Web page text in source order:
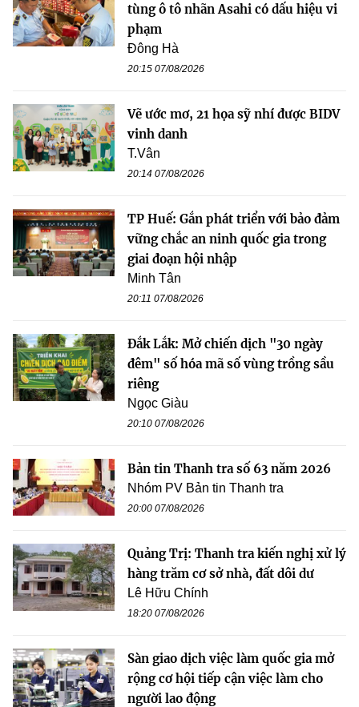
tùng ô tô nhãn Asahi có dấu hiệu vi
phạm
Đông Hà
20:15 07/08/2026
Vẽ ước mơ, 21 họa sỹ nhí được BIDV
vinh danh
T.Vân
20:14 07/08/2026
TP Huế: Gắn phát triển với bảo đảm
vững chắc an ninh quốc gia trong
giai đoạn hội nhập
Minh Tân
20:11 07/08/2026
Đắk Lắk: Mở chiến dịch "30 ngày
đêm" số hóa mã số vùng trồng sầu
riêng
Ngọc Giàu
20:10 07/08/2026
Bản tin Thanh tra số 63 năm 2026
Nhóm PV Bản tin Thanh tra
20:00 07/08/2026
Quảng Trị: Thanh tra kiến nghị xử lý
hàng trăm cơ sở nhà, đất dôi dư
Lê Hữu Chính
18:20 07/08/2026
Sàn giao dịch việc làm quốc gia mở
rộng cơ hội tiếp cận việc làm cho
người lao động